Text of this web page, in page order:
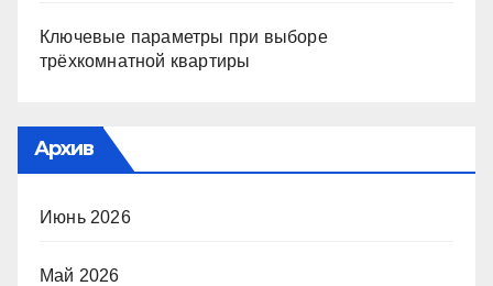
Ключевые параметры при выборе
трёхкомнатной квартиры
Архив
Июнь 2026
Май 2026